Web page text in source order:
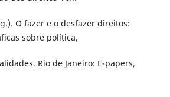
O fazer e o desfazer direitos:
sobre política,
Rio de Janeiro: E-papers,